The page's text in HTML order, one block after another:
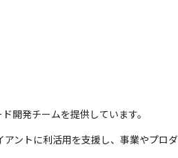
開発チームを提供しています。
ントに利活用を支援し、事業やプロダ